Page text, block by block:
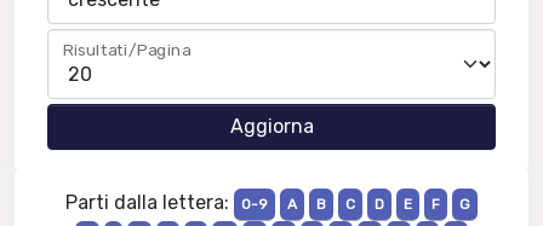
Risultati/Pagina
Parti dalla lettera: 0-9 A B C D E F
G